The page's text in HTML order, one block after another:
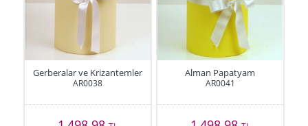
Gerberalar ve Krizantemler
AR0038
Alman Papatyam
AR0041